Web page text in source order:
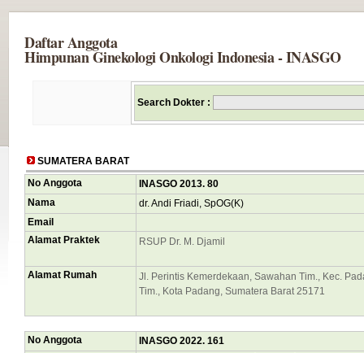
Daftar Anggota
Himpunan Ginekologi Onkologi Indonesia - INASGO
Search Dokter :
SUMATERA BARAT
No Anggota
INASGO 2013. 80
Nama
dr. Andi Friadi, SpOG(K)
Email
Alamat Praktek
RSUP Dr. M. Djamil
Alamat Rumah
Jl. Perintis Kemerdekaan, Sawahan Tim., Kec.
Tim., Kota Padang, Sumatera Barat 25171
No Anggota
INASGO 2022. 161